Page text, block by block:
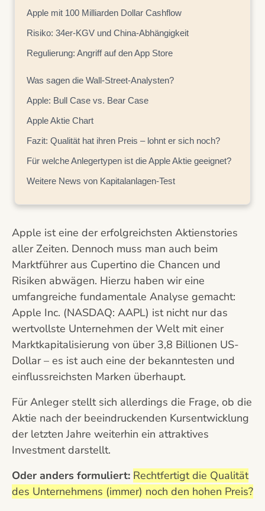
Apple mit 100 Milliarden Dollar Cashflow
Risiko: 34er-KGV und China-Abhängigkeit
Regulierung: Angriff auf den App Store
Was sagen die Wall-Street-Analysten?
Apple: Bull Case vs. Bear Case
Apple Aktie Chart
Fazit: Qualität hat ihren Preis – lohnt er sich noch?
Für welche Anlegertypen ist die Apple Aktie geeignet?
Weitere News von Kapitalanlagen-Test
Apple ist eine der erfolgreichsten Aktienstories
aller Zeiten. Dennoch muss man auch beim
Marktführer aus Cupertino die Chancen und
Risiken abwägen. Hierzu haben wir eine
umfangreiche fundamentale Analyse gemacht:
Apple Inc. (NASDAQ: AAPL) ist nicht nur das
wertvollste Unternehmen der Welt mit einer
Marktkapitalisierung von über 3,8 Billionen US-
Dollar – es ist auch eine der bekanntesten und
einflussreichsten Marken überhaupt.
Für Anleger stellt sich allerdings die Frage, ob die
Aktie nach der beeindruckenden Kursentwicklung
der letzten Jahre weiterhin ein attraktives
Investment darstellt.
Oder anders formuliert: Rechtfertigt die Qualität
des Unternehmens (immer) noch den hohen Preis?